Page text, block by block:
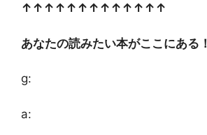
↑↑↑↑↑↑↑↑↑↑↑↑↑
あなたの読みたい本がここにある！
g:
a: